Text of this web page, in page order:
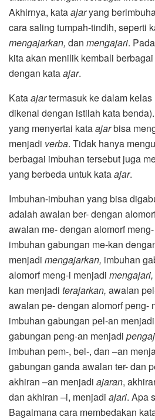
Akhirnya, kataajaryang
cara saling tumpah-tindih, seperti
mengajarkan, dan mengajari.
kita akan menilik kembali
dengan kataajar.
Kataajartermasuk ke dalam
dikenal dengan istilah kata
yang menyertai kataajarbisa
menjadi verba. Tidak hanya
berbagai imbuhan tersebut juga
yang berbeda untuk kataajar.
Imbuhan-imbuhan yang bisa
adalah awalan ber- dengan
awalan me- dengan alomorf
imbuhan gabungan me-kan
menjadi mengajarkan, imbuhan
alomorf meng-i menjadi mengajari,
kan menjadi terajarkan, awalan
awalan pe- dengan alomorf peng-
imbuhan gabungan pel-an menjadi
gabungan peng-an menjadi
imbuhan pem-, bel-, dan –an
gabungan ganda awalan ter- dan
akhiran –an menjadi ajaran,
dan akhiran –i, menjadi ajari. Apa
Bagaimana cara membedakan